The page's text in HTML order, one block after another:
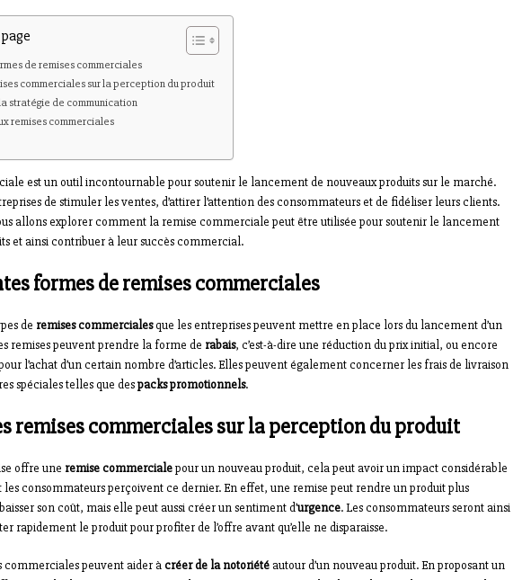
de remises commerciales
commerciales sur la perception du produit
stratégie de communication
remises commerciales
est un outil incontournable pour soutenir le lancement de nouveaux produits sur le marché.
de stimuler les ventes, d’attirer l’attention des consommateurs et de fidéliser leurs clients.
allons explorer comment la remise commerciale peut être utilisée pour soutenir le lancement
et ainsi contribuer à leur succès commercial.
formes de remises commerciales
de remises commercialesque les entreprises peuvent mettre en place lors du lancement d’un
remises peuvent prendre la forme de rabais, c’est-à-dire une réduction du prix initial, ou encore
l’achat d’un certain nombre d’articles. Elles peuvent également concerner les frais de livraison
spéciales telles que despacks promotionnels.
remises commerciales sur la perception du produit
offre une remise commercialepour un nouveau produit, cela peut avoir un impact considérable
consommateurs perçoivent ce dernier. En effet, une remise peut rendre un produit plus
son coût, mais elle peut aussi créer un sentiment d’urgence. Les consommateurs seront ainsi
rapidement le produit pour profiter de l’offre avant qu’elle ne disparaisse.
commerciales peuvent aider àcréer de la notoriétéautour d’un nouveau produit. En proposant un